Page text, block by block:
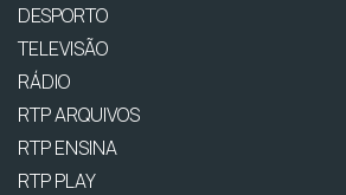
DESPORTO
TELEVISÃO
RÁDIO
RTP ARQUIVOS
RTP ENSINA
RTP PLAY